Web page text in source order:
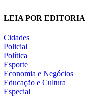
LEIA POR EDITORIA
Cidades
Policial
Política
Esporte
Economia e Negócios
Educação e Cultura
Especial